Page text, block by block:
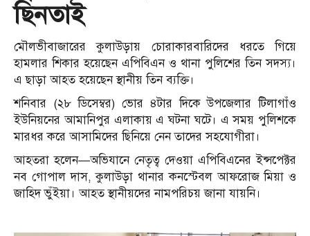
ছিনতাই
মৌলভীবাজারের কুলাউড়ায় চোরাকারবারিদের ধরতে গিয়ে
হামলার শিকার হয়েছেন এপিবিএন ও থানা পুলিশের তিন সদস্য।
এ ছাড়া আহত হয়েছেন স্থানীয় তিন ব্যক্তি।
শনিবার (২৮ ডিসেম্বর) ভোর ৪টার দিকে উপজেলার টিলাগাঁও
ইউনিয়নের আমানিপুর এলাকায় এ ঘটনা ঘটে। এ সময় পুলিশকে
মারধর করে আসামিদের ছিনিয়ে নেন তাদের সহযোগীরা।
আহতরা হলেন—অভিযানে নেতৃত্ব দেওয়া এপিবিএনের ইন্সপেক্টর
নব গোপাল দাস, কুলাউড়া থানার কনস্টেবল আফরোজ মিয়া ও
জাহিদ ভুঁইয়া। আহত স্থানীয়দের নামপরিচয় জানা যায়নি।